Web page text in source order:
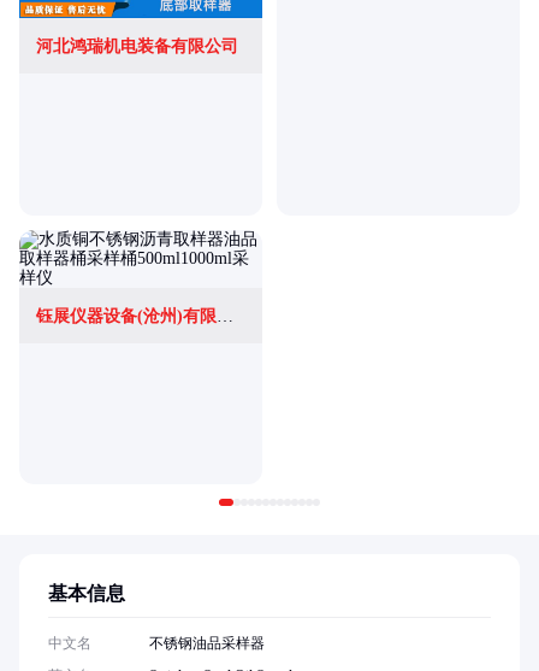
河北鸿瑞机电装备有限公司
基本信息
中文名
不锈钢油品采样器